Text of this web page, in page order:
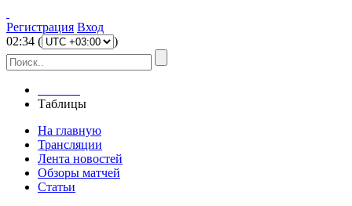
Регистрация Вход
02:34 ( )
Таблицы
На главную
Трансляции
Лента новостей
Обзоры матчей
Статьи